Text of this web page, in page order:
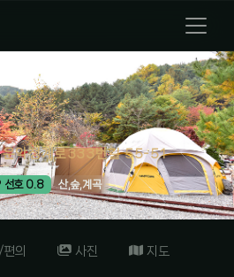
운악청계로333번길 55-51
선호 0.8 산,숲,계곡
의 사진 지도